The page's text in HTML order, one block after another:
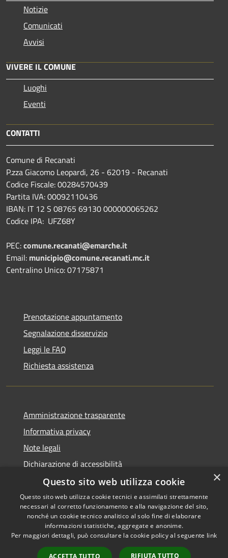
Notizie
Comunicati
Avvisi
VIVERE IL COMUNE
Luoghi
Eventi
CONTATTI
Comune di Recanati
P.zza Giacomo Leopardi, 26 - 62019 - Recanati
Codice Fiscale: 00284570439
Partita IVA: 00092110436
IBAN: IT 12 S 08765 69130 000000065262
Codice IPA: UFZ68Y
PEC:comune.recanati@emarche.it
Email: municipio@comune.recanati.mc.it
Centralino Unico: 07175871
Prenotazione appuntamento
Segnalazione disservizio
Leggi le FAQ
Richiesta assistenza
Amministrazione trasparente
Informativa privacy
Note legali
Dichiarazione di accessibilità
Accessibilità
Privacy
Copyright © 2026 • Comune di
Recanati • Powered by
Municipium•Accesso
redazione
×
Questo sito web utilizza cookie
Questo sito web utilizza cookie tecnici e assimilati strettamente
necessari al corretto funzionamento e alla navigazione del sito,
nonché un cookie tecnico analitico al solo fine di elaborare
informazioni statistiche, aggregate e anonime.
Per maggiori dettagli, può consultare la cookie policy al seguente link
ACCETTA TUTTO RIFIUTA TUTTO